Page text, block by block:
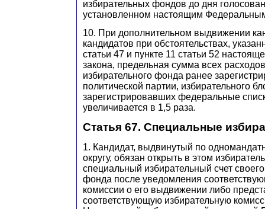
избирательных фондов до дня
установленном настоящим
10. При дополнительном выдвижении
кандидатов при обстоятельствах,
статьи 47 и пункте 11 статьи 52
закона, предельная сумма всех
избирательного фонда ранее
политической партии, избирательного
зарегистрировавших федеральные
увеличивается в 1,5 раза.
Статья 67. Специальные
1. Кандидат, выдвинутый по
округу, обязан открыть в этом
специальный избирательный счет
фонда после уведомления
комиссии о его выдвижении либо
соответствующую избирательную